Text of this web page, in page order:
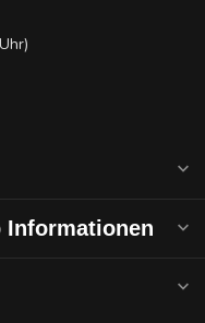
Informationen